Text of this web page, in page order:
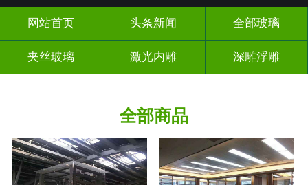
网站首页 头条新闻 全部玻璃
夹丝玻璃 激光内雕 深雕浮雕
千 层 镜
全部商品